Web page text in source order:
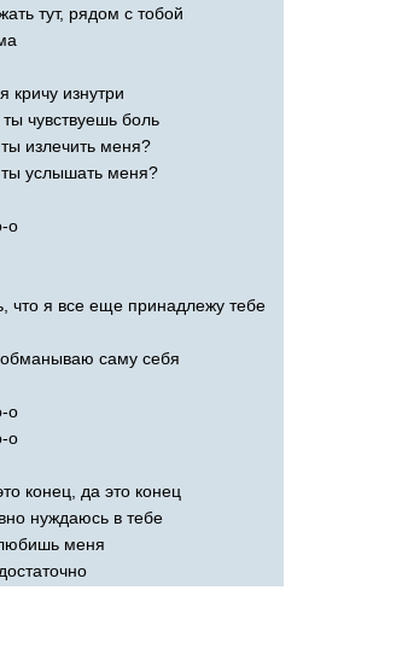
тут, рядом с тобой
кричу изнутри
чувствуешь боль
излечить меня?
услышать меня?
о
что я все еще принадлежу тебе
саму себя
о
о
конец, да это конец
нуждаюсь в тебе
меня